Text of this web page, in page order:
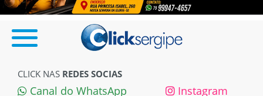
CLICK NAS REDES SOCIAS
Canal do WhatsApp Instagram